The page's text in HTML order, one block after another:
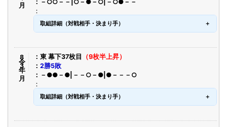
－○○－－|○－●－○|－○●－－
取組詳細（対戦相手・決まり手）
令8年3月 東 幕下37枚目
（9枚半上昇）
2勝5敗
－●●－●|－－○－●|●－－－○
取組詳細（対戦相手・決まり手）